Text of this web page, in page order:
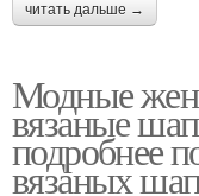
читать дальше →
Модные
вязаные
подробнее
вязаных